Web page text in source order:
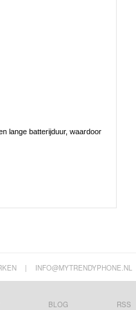
lange batterijduur, waardoor
| INFO@MYTRENDYPHONE.NL
BLOG RSS